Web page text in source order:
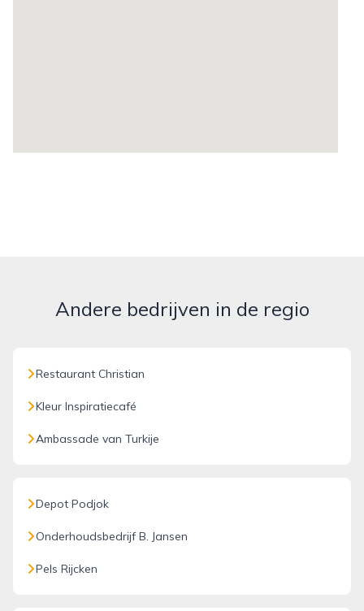
Andere bedrijven in de regio
Restaurant Christian
Kleur Inspiratiecafé
Ambassade van Turkije
Depot Podjok
Onderhoudsbedrijf B. Jansen
Pels Rijcken